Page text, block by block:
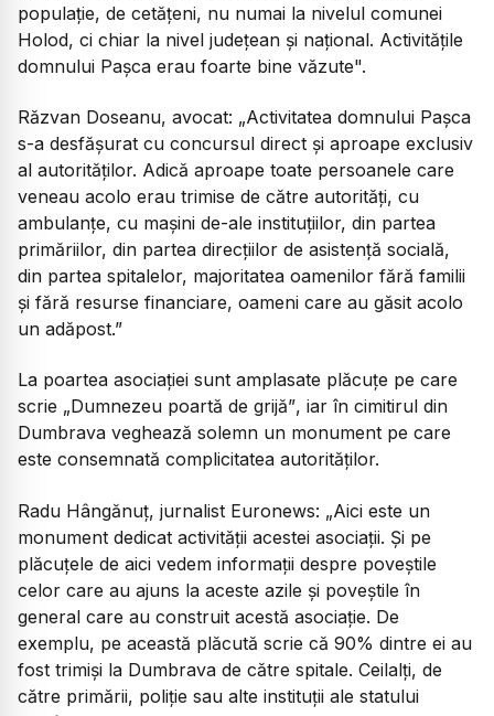
populație, de cetățeni, nu numai la nivelul comunei
Holod, ci chiar la nivel județean și național. Activitățile
domnului Pașca erau foarte bine văzute".
Răzvan Doseanu, avocat: „Activitatea domnului Pașca
s-a desfășurat cu concursul direct și aproape exclusiv
al autorităților. Adică aproape toate persoanele care
veneau acolo erau trimise de către autorități, cu
ambulanțe, cu mașini de-ale instituțiilor, din partea
primăriilor, din partea direcțiilor de asistență socială,
din partea spitalelor, majoritatea oamenilor fără familii
și fără resurse financiare, oameni care au găsit acolo
un adăpost.”
La poartea asociației sunt amplasate plăcuțe pe care
scrie „Dumnezeu poartă de grijă”, iar în cimitirul din
Dumbrava veghează solemn un monument pe care
este consemnată complicitatea autorităților.
Radu Hângănuț, jurnalist Euronews: „Aici este un
monument dedicat activității acestei asociații. Și pe
plăcuțele de aici vedem informații despre poveștile
celor care au ajuns la aceste azile și poveștile în
general care au construit acestă asociație. De
exemplu, pe această plăcută scrie că 90% dintre ei au
fost trimiși la Dumbrava de către spitale. Ceilalți, de
către primării, poliție sau alte instituții ale statului